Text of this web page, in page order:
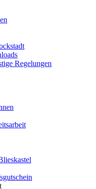
Regelungen